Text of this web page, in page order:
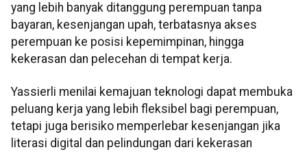
yang lebih banyak ditanggung perempuan tanpa
bayaran, kesenjangan upah, terbatasnya akses
perempuan ke posisi kepemimpinan, hingga
kekerasan dan pelecehan di tempat kerja.
Yassierli menilai kemajuan teknologi dapat membuka
peluang kerja yang lebih fleksibel bagi perempuan,
tetapi juga berisiko memperlebar kesenjangan jika
literasi digital dan pelindungan dari kekerasan